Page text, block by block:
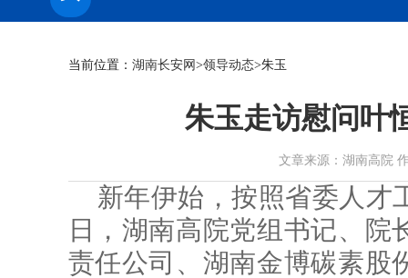
当前位置： 湖南长安网 >领导动态>朱玉
朱玉走访慰问叶
文章来源：湖南高院
新年伊始，按照省委人才
日，湖南高院党组书记、院
责任公司、湖南金博碳素股